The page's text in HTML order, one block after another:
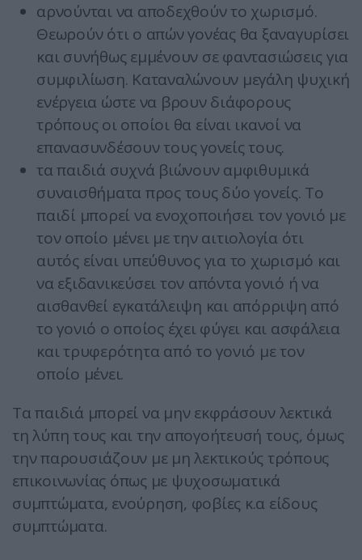
αρνούνται να αποδεχθούν το χωρισμό.
Θεωρούν ότι ο απών γονέας θα ξαναγυρίσει
και συνήθως εμμένουν σε φαντασιώσεις για
συμφιλίωση. Καταναλώνουν μεγάλη ψυχική
ενέργεια ώστε να βρουν διάφορους
τρόπους οι οποίοι θα είναι ικανοί να
επανασυνδέσουν τους γονείς τους.
τα παιδιά συχνά βιώνουν αμφιθυμικά
συναισθήματα προς τους δύο γονείς. Το
παιδί μπορεί να ενοχοποιήσει τον γονιό με
τον οποίο μένει με την αιτιολογία ότι
αυτός είναι υπεύθυνος για το χωρισμό και
να εξιδανικεύσει τον απόντα γονιό ή να
αισθανθεί εγκατάλειψη και απόρριψη από
το γονιό ο οποίος έχει φύγει και ασφάλεια
και τρυφερότητα από το γονιό με τον
οποίο μένει.
Τα παιδιά μπορεί να μην εκφράσουν λεκτικά
τη λύπη τους και την απογοήτευσή τους, όμως
την παρουσιάζουν με μη λεκτικούς τρόπους
επικοινωνίας όπως με ψυχοσωματικά
συμπτώματα, ενούρηση, φοβίες κ.α είδους
συμπτώματα.